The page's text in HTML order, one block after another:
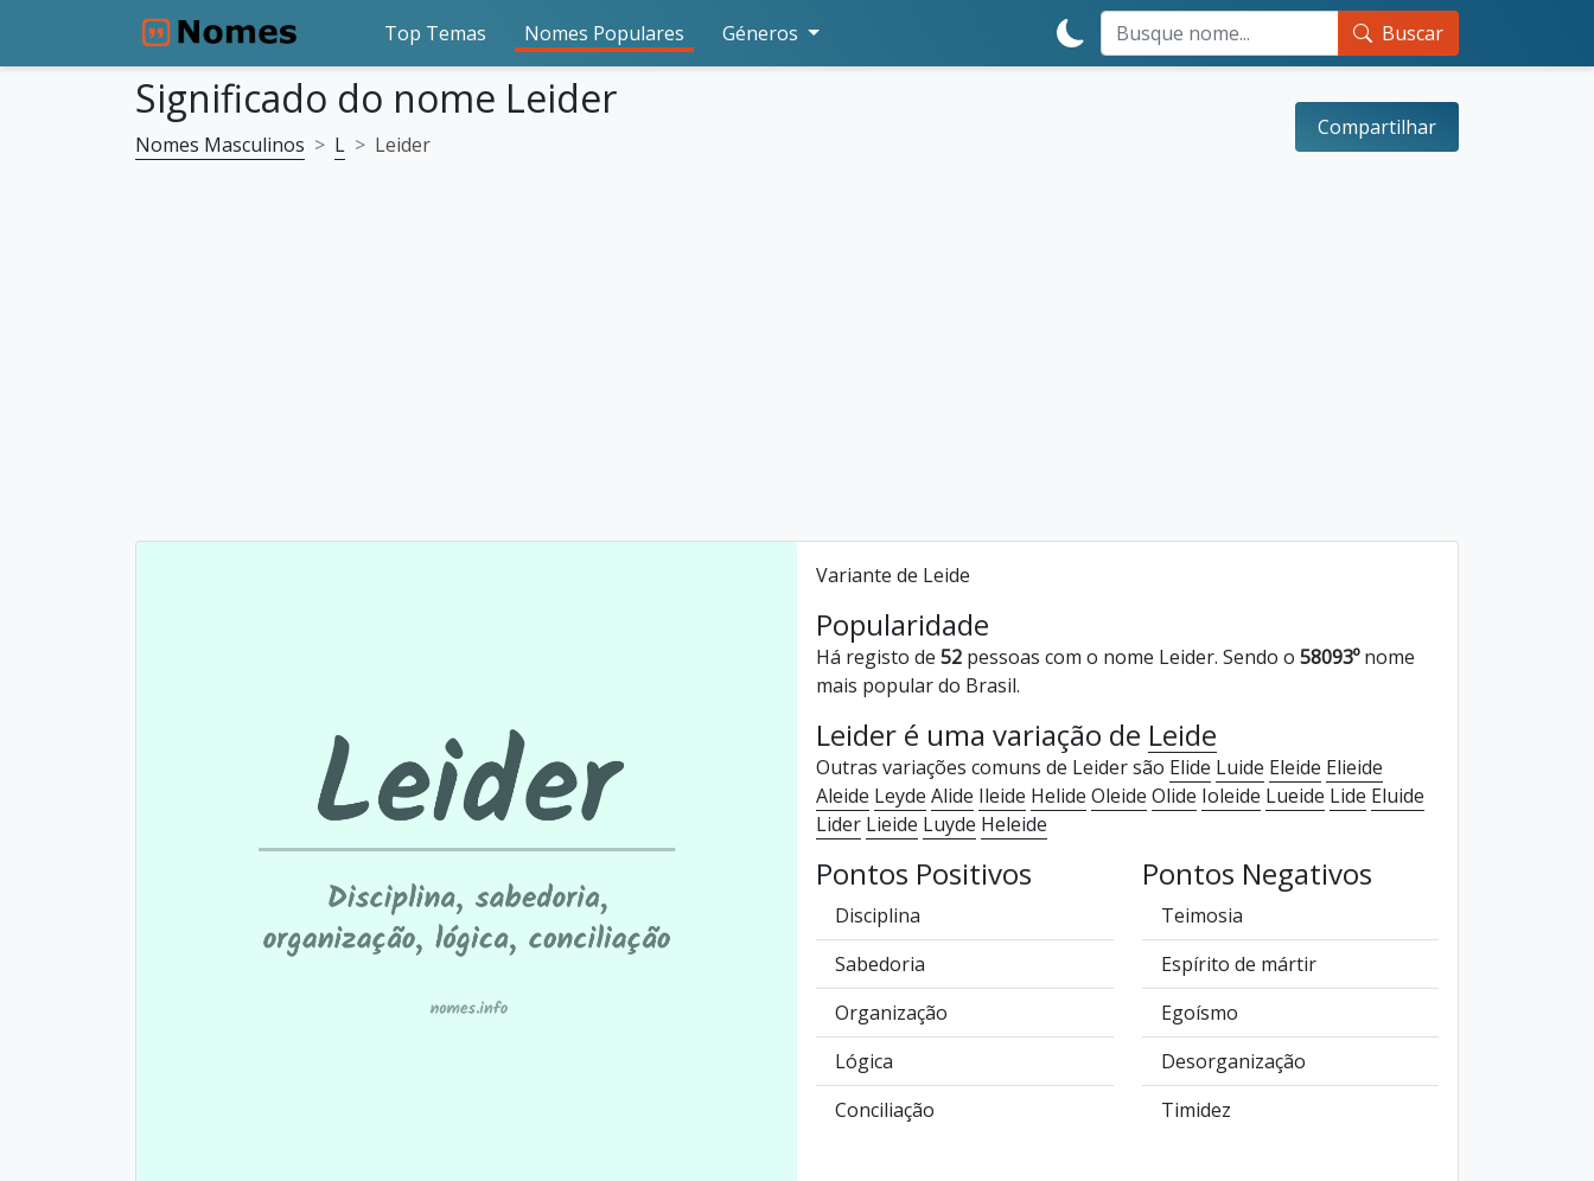
Top Temas Nomes Populares Géneros Buscar
Significado do nome Leider
Nomes Masculinos L Leider
Compartilhar
Variante de Leide
Popularidade
Há registo de 52 pessoas com o nome Leider. Sendo o 58093ºnome
mais popular do Brasil.
Leider é uma variação de Leide
Outras variações comuns de Leider são Elide Luide Eleide Elieide
Aleide Leyde Alide Ileide Helide Oleide Olide Ioleide Lueide Lide Eluide
Lider Lieide Luyde Heleide
Pontos Positivos
Disciplina
Sabedoria
Organização
Lógica
Conciliação
Pontos Negativos
Teimosia
Espírito de mártir
Egoísmo
Desorganização
Timidez